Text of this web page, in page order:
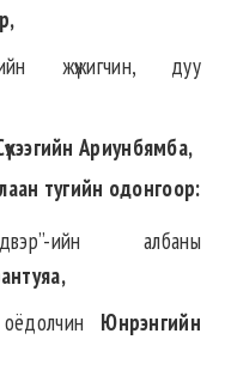
жүжигчин, дуу
Ариунбямба,
тугийн одонгоор:
ийн албаны
Юнрэнгийн